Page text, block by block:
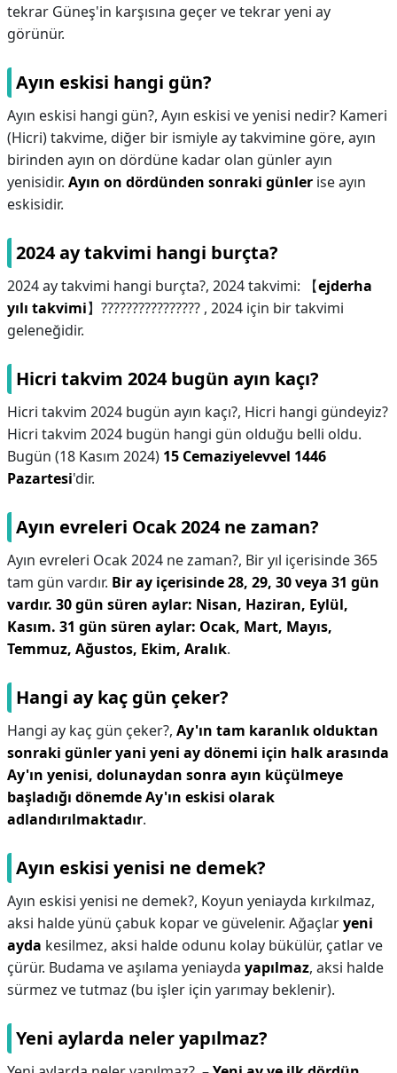
tekrar Güneş'in karşısına geçer ve tekrar yeni ay
görünür.
Ayın eskisi hangi gün?
Ayın eskisi hangi gün?, Ayın eskisi ve yenisi nedir? Kameri
(Hicri) takvime, diğer bir ismiyle ay takvimine göre, ayın
birinden ayın on dördüne kadar olan günler ayın
yenisidir. Ayın on dördünden sonraki günler ise ayın
eskisidir.
2024 ay takvimi hangi burçta?
2024 ay takvimi hangi burçta?, 2024 takvimi: 【ejderha
yılı takvimi】???????????????? , 2024 için bir takvimi
geleneğidir.
Hicri takvim 2024 bugün ayın kaçı?
Hicri takvim 2024 bugün ayın kaçı?, Hicri hangi gündeyiz?
Hicri takvim 2024 bugün hangi gün olduğu belli oldu.
Bugün (18 Kasım 2024) 15 Cemaziyelevvel 1446
Pazartesi'dir.
Ayın evreleri Ocak 2024 ne zaman?
Ayın evreleri Ocak 2024 ne zaman?, Bir yıl içerisinde 365
tam gün vardır. Bir ay içerisinde 28, 29, 30 veya 31 gün
vardır. 30 gün süren aylar: Nisan, Haziran, Eylül,
Kasım. 31 gün süren aylar: Ocak, Mart, Mayıs,
Temmuz, Ağustos, Ekim, Aralık.
Hangi ay kaç gün çeker?
Hangi ay kaç gün çeker?, Ay'ın tam karanlık olduktan
sonraki günler yani yeni ay dönemi için halk arasında
Ay'ın yenisi, dolunaydan sonra ayın küçülmeye
başladığı dönemde Ay'ın eskisi olarak
adlandırılmaktadır.
Ayın eskisi yenisi ne demek?
Ayın eskisi yenisi ne demek?, Koyun yeniayda kırkılmaz,
aksi halde yünü çabuk kopar ve güvelenir. Ağaçlaryeni
ayda kesilmez, aksi halde odunu kolay bükülür, çatlar ve
çürür. Budama ve aşılama yeniayda yapılmaz, aksi halde
sürmez ve tutmaz (bu işler için yarımay beklenir).
Yeni aylarda neler yapılmaz?